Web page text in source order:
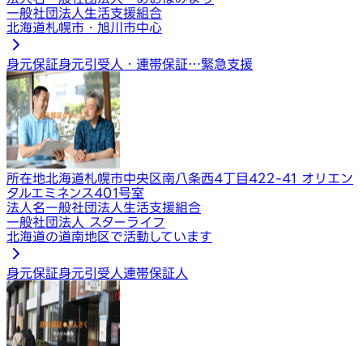
一般社団法人生活支援組合
北海道札幌市・旭川市中心
身元保証身元引受人・連帯保証…緊急支援
所在地北海道札幌市中央区南八条西4丁目422-41 オリエン
タルエミネンス401号室
法人名一般社団法人生活支援組合
一般社団法人 スターライフ
北海道の道南地区で活動しています
身元保証身元引受人連帯保証人